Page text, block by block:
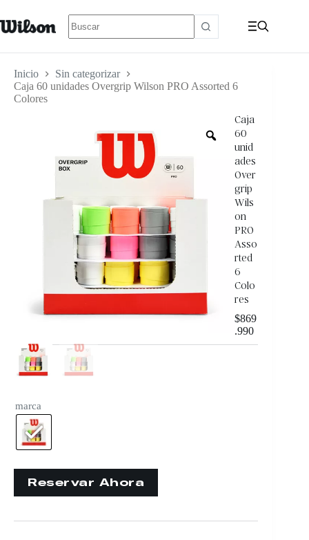
Inicio
Sin categorizar
Caja 60 unidades Overgrip Wilson PRO Assorted 6
Colores
Caja
60
unid
ades
Over
grip
Wils
on
PRO
Asso
rted
6
Colo
res
$869
.990
marca